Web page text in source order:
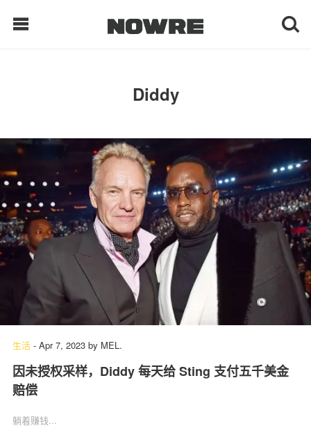
每日鲜榨
现客视点
每日栏目
时 尚
球 鞋
生 活
科 技
Diddy
生活 - Apr 7, 2023 by MEL.
因未授权采样，Diddy 每天给 Sting 支付五千美金
赔偿
躺着赚钱...